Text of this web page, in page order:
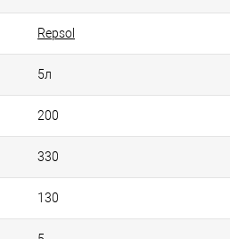
Repsol
5л
200
330
130